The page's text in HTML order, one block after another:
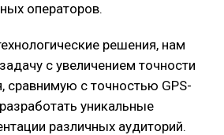
операторов.
решения, нам
с увеличением точности
сравнимую с точностью GPS-
уникальные
различных аудиторий.